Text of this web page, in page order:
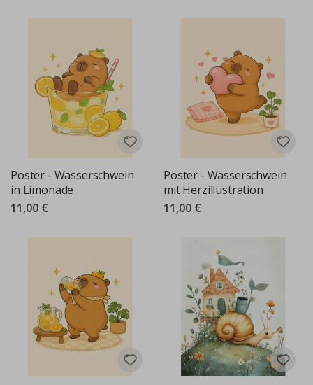
Poster - Wasserschwein
in Limonade
11,00 €
Poster - Wasserschwein
mit Herzillustration
11,00 €